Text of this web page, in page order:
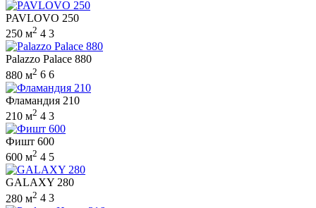
PAVLOVO 250
250 м2 4 3
Palazzo Palace 880
880 м2 6 6
Фламандия 210
210 м2 4 3
Фишт 600
600 м2 4 5
GALAXY 280
280 м2 4 3